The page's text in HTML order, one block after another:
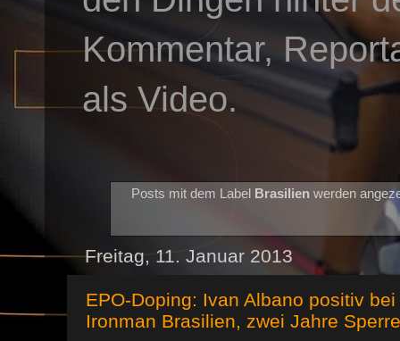
Kommentar,
als Video.
Posts mit dem Label Brasilienwerden
Freitag, 11. Januar 2013
EPO-Doping: Ivan Albano positiv
Ironman Brasilien, zwei Jahre Sperre